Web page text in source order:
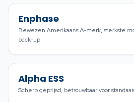
Enphase
Bewezen Amerikaans A-merk, sterkste
back-up.
Alpha ESS
Scherp geprijsd, betrouwbaar voor